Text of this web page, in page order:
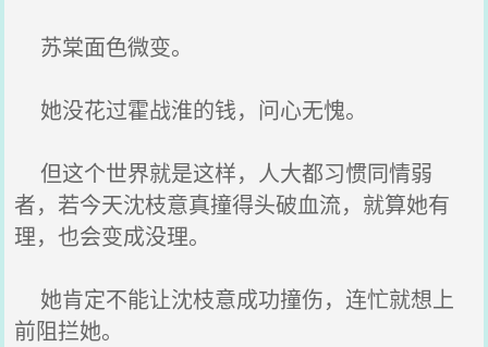
苏棠面色微变。
她没花过霍战淮的钱，问心无愧。
但这个世界就是这样，人大都习惯同情弱
者，若今天沈枝意真撞得头破血流，就算她有
理，也会变成没理。
她肯定不能让沈枝意成功撞伤，连忙就想上
前阻拦她。